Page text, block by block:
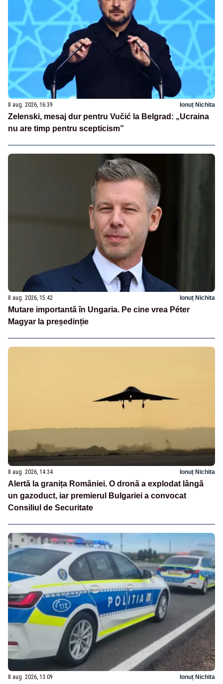
8 aug. 2026, 16:39 Ionuț Nichita
Zelenski, mesaj dur pentru Vučić la Belgrad: „Ucraina
nu are timp pentru scepticism”
8 aug. 2026, 15:42 Ionuț Nichita
Mutare importantă în Ungaria. Pe cine vrea Péter
Magyar la președinție
8 aug. 2026, 14:34 Ionuț Nichita
Alertă la granița României. O dronă a explodat lângă
un gazoduct, iar premierul Bulgariei a convocat
Consiliul de Securitate
8 aug. 2026, 13:09 Ionuț Nichita